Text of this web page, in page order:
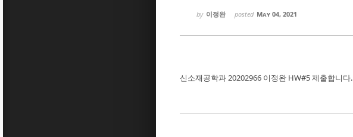
by 이정완 posted May 04, 2021
신소재공학과 20202966 이정완 HW#5 제출합니다.
Sketchbook5, 스케치북5
Sketchbook5, 스케치북5